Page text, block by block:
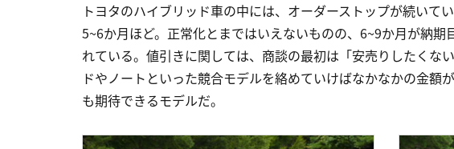
トヨタのハイブリッド車の中には、オーダーストップが続いて
5~6か月ほど。正常化とまではいえないものの、6~9か月が納
れている。値引きに関しては、商談の最初は「安売りしたくな
ドやノートといった競合モデルを絡めていけばなかなかの金額
も期待できるモデルだ。